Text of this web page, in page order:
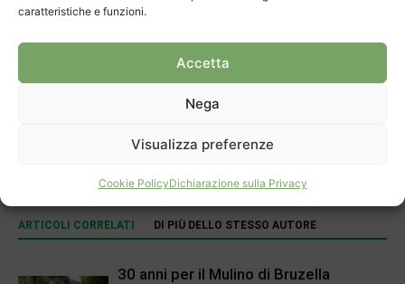
caratteristiche e funzioni.
Accetta
Nega
Visualizza preferenze
Cookie PolicyDichiarazione sulla Privacy
FC Mendrisio, il 2024 si chiude
Chiasso e Mendrisio, i bilanci
ARTICOLI CORRELATI DI PIÙ DELLO STESSO AUTORE
30 anni per il Mulino di Bruzella